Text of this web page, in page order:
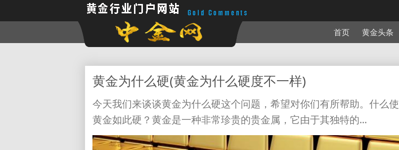
首页 黄金头条
黄金为什么硬(黄金为什么硬度不一样)
今天我们来谈谈黄金为什么硬这个问题，希望对你们有所帮助。什么使
黄金如此硬？黄金是一种非常珍贵的贵金属，它由于其独特的...